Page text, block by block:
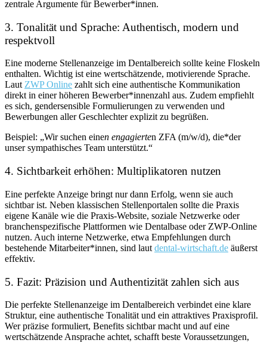
zentrale Argumente für Bewerber*innen.
3. Tonalität und Sprache: Authentisch, modern und
respektvoll
Eine moderne Stellenanzeige im Dentalbereich sollte keine Floskeln
enthalten. Wichtig ist eine wertschätzende, motivierende Sprache.
Laut ZWP Online zahlt sich eine authentische Kommunikation
direkt in einer höheren Bewerber*innenzahl aus. Zudem empfiehlt
es sich, gendersensible Formulierungen zu verwenden und
Bewerbungen aller Geschlechter explizit zu begrüßen.
Beispiel: „Wir suchen einen engagierten ZFA (m/w/d), die*der
unser sympathisches Team unterstützt.“
4. Sichtbarkeit erhöhen: Multiplikatoren nutzen
Eine perfekte Anzeige bringt nur dann Erfolg, wenn sie auch
sichtbar ist. Neben klassischen Stellenportalen sollte die Praxis
eigene Kanäle wie die Praxis-Website, soziale Netzwerke oder
branchenspezifische Plattformen wie Dentalbase oder ZWP-Online
nutzen. Auch interne Netzwerke, etwa Empfehlungen durch
bestehende Mitarbeiter*innen, sind laut dental-wirtschaft.de äußerst
effektiv.
5. Fazit: Präzision und Authentizität zahlen sich aus
Die perfekte Stellenanzeige im Dentalbereich verbindet eine klare
Struktur, eine authentische Tonalität und ein attraktives Praxisprofil.
Wer präzise formuliert, Benefits sichtbar macht und auf eine
wertschätzende Ansprache achtet, schafft beste Voraussetzungen,